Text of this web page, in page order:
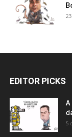
EDITOR PICKS
A
5